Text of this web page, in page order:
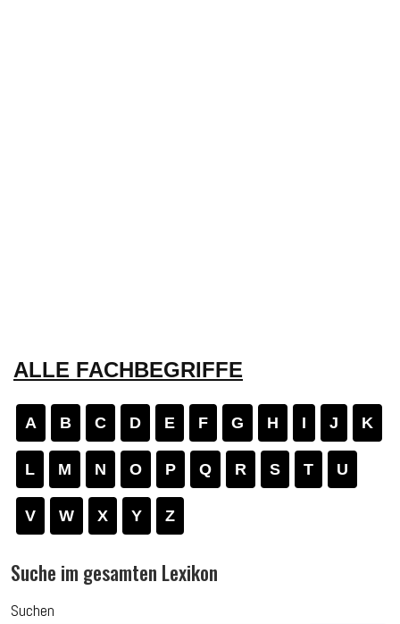
ALLE FACHBEGRIFFE
A B C D E F G H I J K
L M N O P Q R S T U
V W X Y Z
Suche im gesamten Lexikon
Suchen